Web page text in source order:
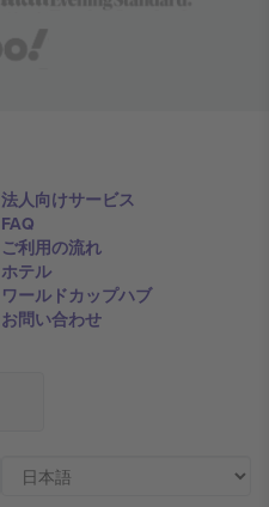
法人向けサービス
FAQ
ご利用の流れ
ホテル
ワールドカップハブ
お問い合わせ